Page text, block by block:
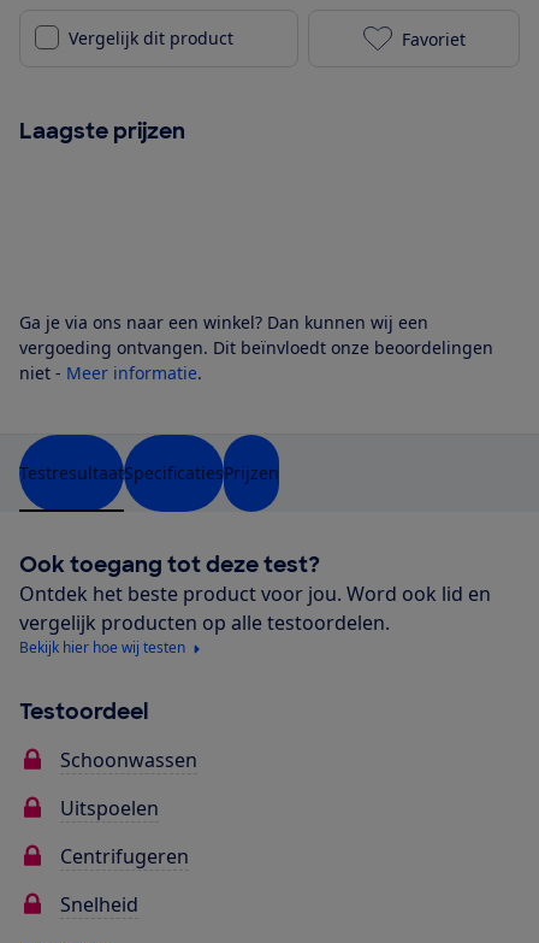
Vergelijk dit product Samsung
Favoriet
Laagste prijzen
Ga je via ons naar een winkel? Dan kunnen wij een
vergoeding ontvangen. Dit beïnvloedt onze beoordelingen
niet - Meer informatie.
TestresultaatSpecificatiesPrijzen
Ook toegang tot deze test?
Ontdek het beste product voor jou. Word ook lid en
vergelijk producten op alle testoordelen.
Bekijk hier hoe wij testen
Testoordeel
Schoonwassen
Uitspoelen
Centrifugeren
Snelheid